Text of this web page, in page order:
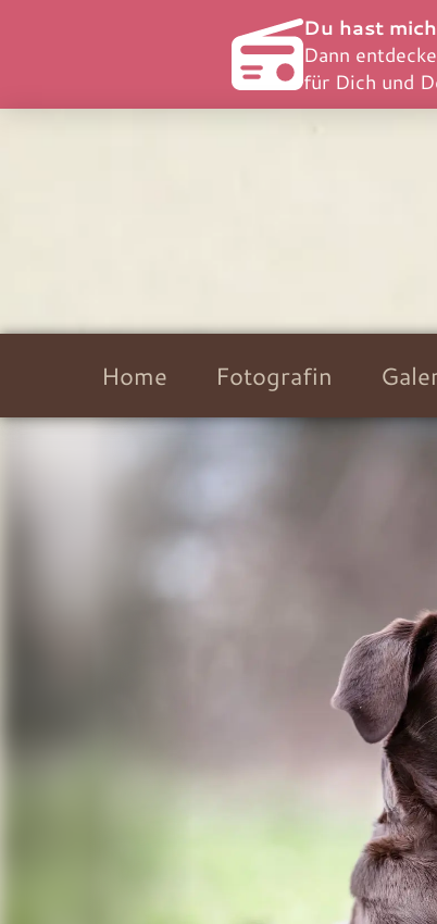
Du hast
Dann
für Dich und
Home Fotografin